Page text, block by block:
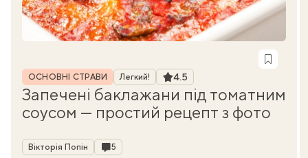
Рубрика
ОСНОВНІ СТРАВИ Легкий! Рейтинг
4.5
Запечені баклажани під томатним
соусом — простий рецепт з фото
Автор
Вікторія Попін Коментарі
5